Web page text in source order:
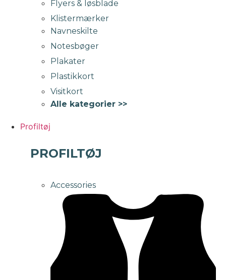
Flyers & løsblade
Klistermærker
Navneskilte
Notesbøger
Plakater
Plastikkort
Visitkort
Alle kategorier >>
Profiltøj
PROFILTØJ
Accessories